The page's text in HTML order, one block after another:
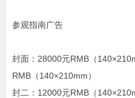
参观指南广告
封面：28000元RMB（
RMB（140×210mm）
封二：12000元RMB（